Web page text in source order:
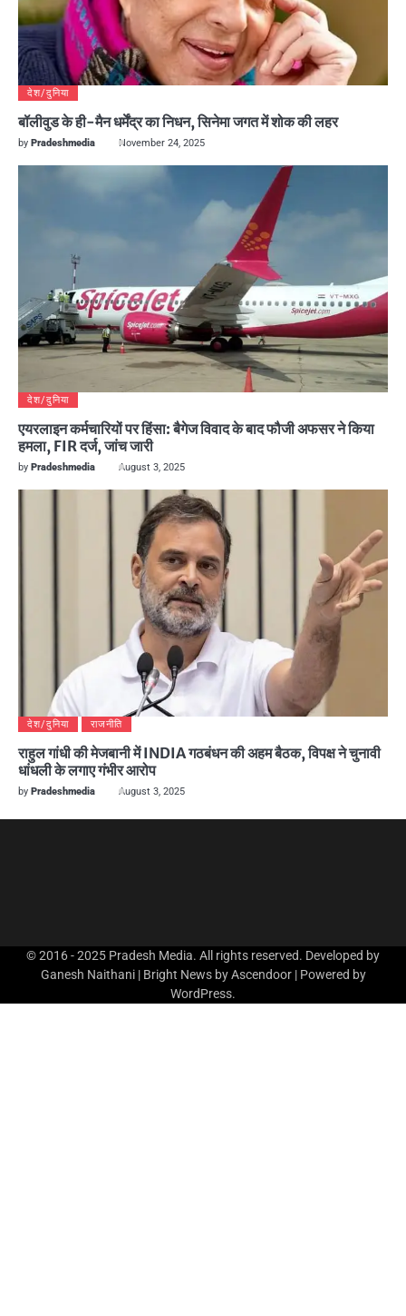
देश/दुनिया
बॉलीवुड के ही-मैन धर्मेंद्र का निधन, सिनेमा जगत में शोक की लहर
by Pradeshmedia November 24, 2025
देश/दुनिया
एयरलाइन कर्मचारियों पर हिंसा: बैगेज विवाद के बाद फौजी अफसर ने किया
हमला, FIR दर्ज, जांच जारी
by Pradeshmedia August 3, 2025
देश/दुनिया राजनीति
राहुल गांधी की मेजबानी में INDIA गठबंधन की अहम बैठक, विपक्ष ने चुनावी
धांधली के लगाए गंभीर आरोप
by Pradeshmedia August 3, 2025
© 2016 - 2025 Pradesh Media. All rights reserved. Developed by
Ganesh Naithani | Bright News byAscendoor| Powered by
WordPress.